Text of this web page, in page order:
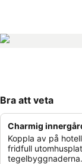
Bra att veta
Charmig
Koppla av på
fridfull
tegelbyggnaderna.